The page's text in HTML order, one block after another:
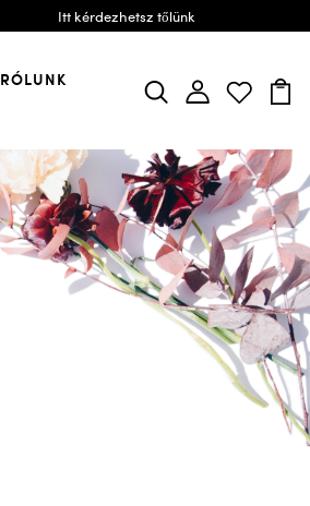
Itt kérdezhetsz tőlünk
RÓLUNK